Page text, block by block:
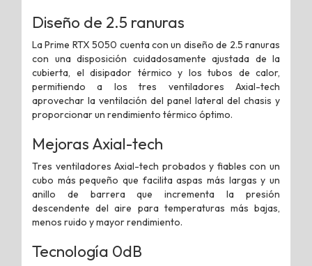
Diseño de 2.5 ranuras
La Prime RTX 5050 cuenta con un diseño de 2.5 ranuras
con una disposición cuidadosamente ajustada de la
cubierta, el disipador térmico y los tubos de calor,
permitiendo a los tres ventiladores Axial-tech
aprovechar la ventilación del panel lateral del chasis y
proporcionar un rendimiento térmico óptimo.
Mejoras Axial-tech
Tres ventiladores Axial-tech probados y fiables con un
cubo más pequeño que facilita aspas más largas y un
anillo de barrera que incrementa la presión
descendente del aire para temperaturas más bajas,
menos ruido y mayor rendimiento.
Tecnología 0dB